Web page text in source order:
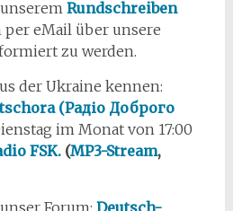
Rundschreiben
per eMail über unsere
zu werden.
der Ukraine kennen:
(Радіо Доброго
im Monat von 17:00
FSK.(MP3-Stream,